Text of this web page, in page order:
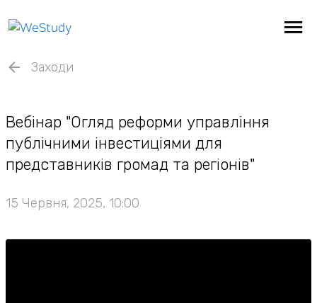
Заходи
Вебінар "Огляд реформи управління
публічними інвестиціями для
представників громад та регіонів"
15 Червня, 2025, 10:00